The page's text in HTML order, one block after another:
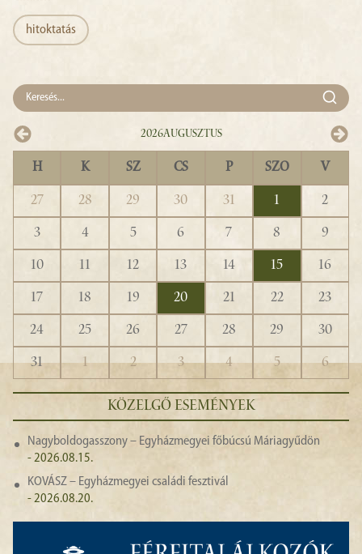
hitoktatás
2026Augusztus
H K SZ CS P SZO V
27 28 29 30 31 1
2
3
4 5 6 7 8
9
10
11 12 13 14 15
16
17
18 19 20 21 22
23
24
25 26 27 28 29
30
31
1 2 3 4 5 6
KÖZELGŐ ESEMÉNYEK
Nagyboldogasszony – Egyházmegyei főbúcsú Máriagyűdön
- 2026.08.15.
KOVÁSZ – Egyházmegyei családi fesztivál
- 2026.08.20.